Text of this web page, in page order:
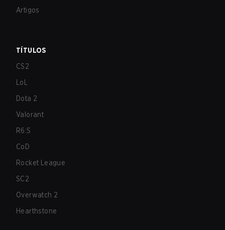
Artigos
TÍTULOS
CS2
LoL
Dota 2
Valorant
R6:S
CoD
Rocket League
SC2
Overwatch 2
Hearthstone